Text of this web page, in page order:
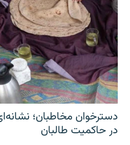
دسترخوان مخاطبان؛
در حاکمیت طالبان